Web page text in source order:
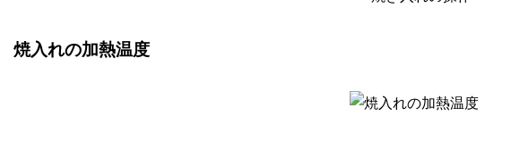
焼入れの加熱温度